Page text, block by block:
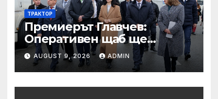
ТРАКТОР
Премиерът Главчев:
Оперативен щаб ще
реорганизира структурите
по границата, за да сме
готови за Шенген
AUGUST 9, 2026 ADMIN